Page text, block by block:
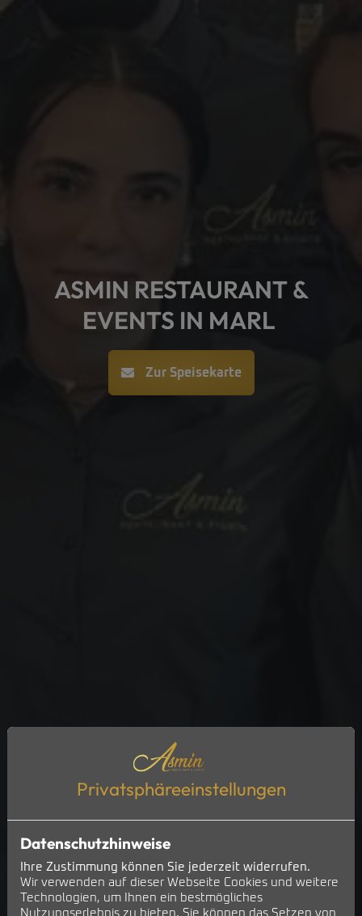
ASMIN RESTAURANT &
EVENTS IN MARL
Zur Speisekarte
Privatsphäre­einstellungen
Datenschutzhinweise
Ihre Zustimmung können Sie jederzeit widerrufen.
Wir verwenden auf dieser Webseite Cookies und weitere
Technologien, um Ihnen ein bestmögliches
Nutzungserlebnis zu bieten. Sie können das Setzen von